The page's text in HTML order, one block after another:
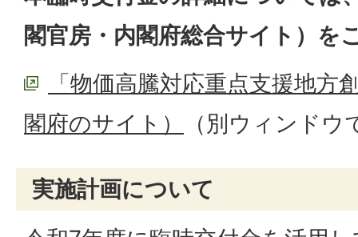
閣官房・内閣府総合サイト）を
「物価高騰対応重点支援地方
閣府のサイト）
（別ウィンドウ
実施計画について